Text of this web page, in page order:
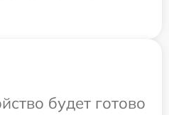
будет готово